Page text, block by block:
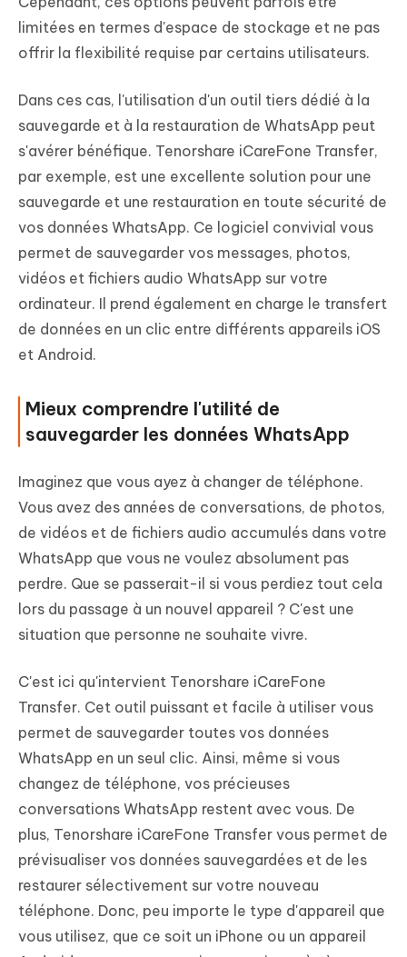
limitées en termes d'espace de stockage et ne pas
offrir la flexibilité requise par certains utilisateurs.
Dans ces cas, l'utilisation d'un outil tiers dédié à la
sauvegarde et à la restauration de WhatsApp peut
s'avérer bénéfique. Tenorshare iCareFone Transfer,
par exemple, est une excellente solution pour une
sauvegarde et une restauration en toute sécurité de
vos données WhatsApp. Ce logiciel convivial vous
permet de sauvegarder vos messages, photos,
vidéos et fichiers audio WhatsApp sur votre
ordinateur. Il prend également en charge le transfert
de données en un clic entre différents appareils iOS
et Android.
Mieux comprendre l'utilité de
sauvegarder les données WhatsApp
Imaginez que vous ayez à changer de téléphone.
Vous avez des années de conversations, de photos,
de vidéos et de fichiers audio accumulés dans votre
WhatsApp que vous ne voulez absolument pas
perdre. Que se passerait-il si vous perdiez tout cela
lors du passage à un nouvel appareil ? C'est une
situation que personne ne souhaite vivre.
C'est ici qu'intervient Tenorshare iCareFone
Transfer. Cet outil puissant et facile à utiliser vous
permet de sauvegarder toutes vos données
WhatsApp en un seul clic. Ainsi, même si vous
changez de téléphone, vos précieuses
conversations WhatsApp restent avec vous. De
plus, Tenorshare iCareFone Transfer vous permet de
prévisualiser vos données sauvegardées et de les
restaurer sélectivement sur votre nouveau
téléphone. Donc, peu importe le type d'appareil que
vous utilisez, que ce soit un iPhone ou un appareil